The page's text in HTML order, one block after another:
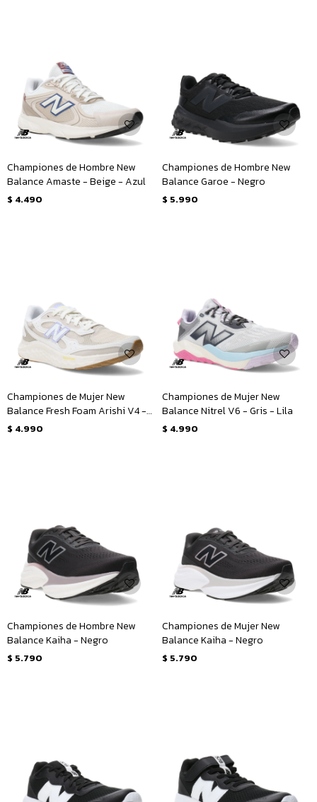
Championes de Hombre New
Balance Amaste - Beige - Azul
$ 4.490
Championes de Hombre New
Balance Garoe - Negro
$ 5.990
Championes de Mujer New
Balance Fresh Foam Arishi V4 -
Beige - Lila
$ 4.990
Championes de Mujer New
Balance Nitrel V6 - Gris - Lila
$ 4.990
Championes de Hombre New
Balance Kaiha - Negro
$ 5.790
Championes de Mujer New
Balance Kaiha - Negro
$ 5.790